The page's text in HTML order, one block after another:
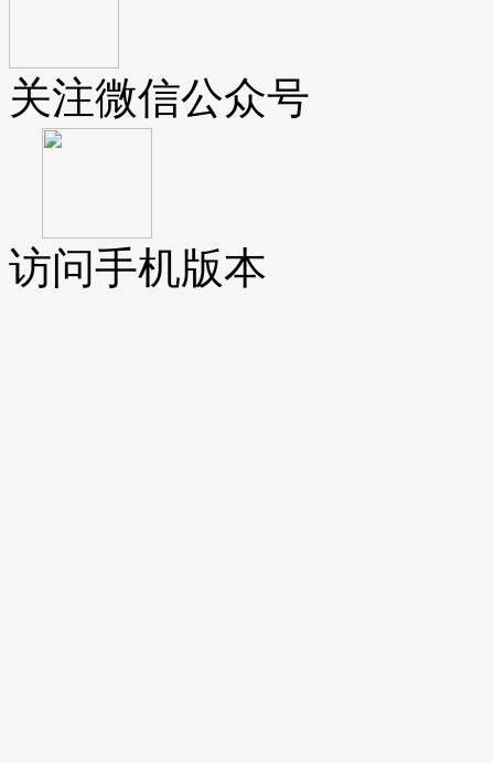
关注微信公众号
访问手机版本